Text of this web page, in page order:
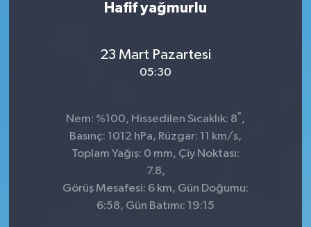
Hafif yağmurlu
23 Mart Pazartesi
05:30
Nem: %100, Hissedilen Sıcaklık: 8° ,
Basınç: 1012 hPa, Rüzgar: 11 km/s,
Toplam Yağış: 0 mm, Çiy Noktası:
7.8,
Görüş Mesafesi: 6 km, Gün Doğumu:
6:58, Gün Batımı: 19:15